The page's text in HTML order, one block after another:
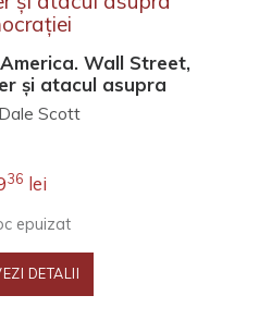
Wall Street,
și atacul asupra
Scott
36 lei
epuizat
DETALII